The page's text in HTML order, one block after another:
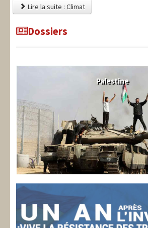
Lire la suite : Climat
Dossiers
Palestine